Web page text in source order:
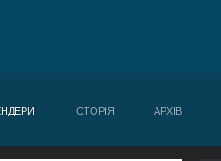
ІСТОРІЯ АРХІВ